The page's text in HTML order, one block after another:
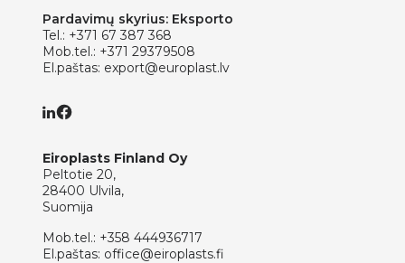
Pardavimų skyrius: Eksporto
Tel.: +371 67 387 368
Mob.tel.: +371 29379508
El.paštas: export@europlast.lv
Eiroplasts Finland Oy
Peltotie 20,
28400 Ulvila,
Suomija
Mob.tel.: +358 444936717
El.paštas: office@eiroplasts.fi